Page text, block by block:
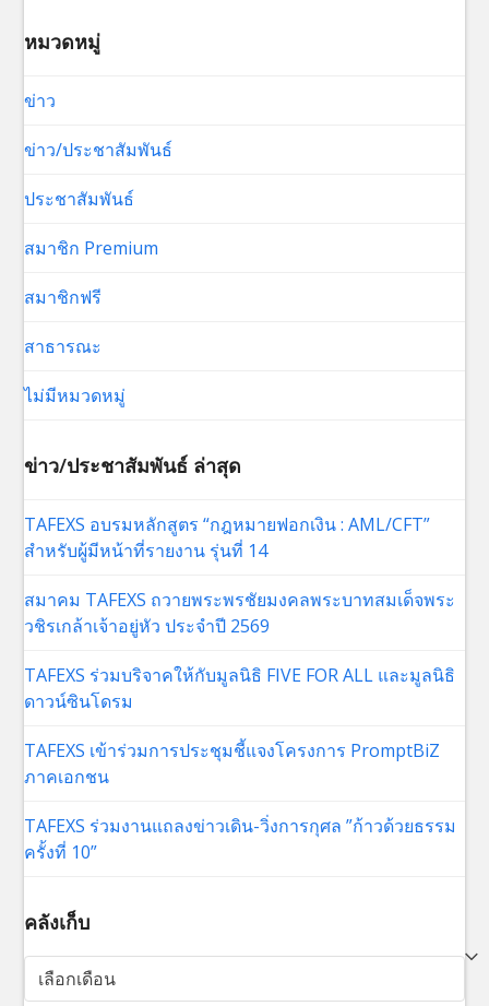
หมวดหมู่
ข่าว
ข่าว/ประชาสัมพันธ์
ประชาสัมพันธ์
สมาชิก Premium
สมาชิกฟรี
สาธารณะ
ไม่มีหมวดหมู่
ข่าว/ประชาสัมพันธ์ ล่าสุด
TAFEXS อบรมหลักสูตร “กฎหมายฟอกเงิน : AML/CFT”
สำหรับผู้มีหน้าที่รายงาน รุ่นที่ 14
สมาคม TAFEXS ถวายพระพรชัยมงคลพระบาทสมเด็จพระ
วชิรเกล้าเจ้าอยู่หัว ประจำปี 2569
TAFEXS ร่วมบริจาคให้กับมูลนิธิ FIVE FOR ALL และมูลนิธิ
ดาวน์ซินโดรม
TAFEXS เข้าร่วมการประชุมชี้แจงโครงการ PromptBiZ
ภาคเอกชน
TAFEXS ร่วมงานแถลงข่าวเดิน-วิ่งการกุศล ”ก้าวด้วยธรรม
ครั้งที่ 10”
คลังเก็บ
คลัง
เก็บ